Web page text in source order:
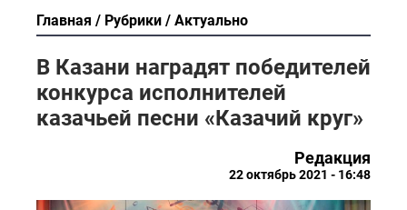
Главная Рубрики Актуально
В Казани наградят победителей
конкурса исполнителей
казачьей песни «Казачий круг»
Редакция
22 октябрь 2021 - 16:48